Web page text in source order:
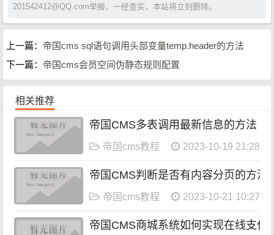
201542412@QQ.com举报，一经查实，本站将立刻删除。
上一篇： 帝国cms sql语句调用头部变量temp.header的方法
下一篇： 帝国cms会员空间伪静态规则配置
相关推荐
帝国CMS多表调用最新信息的方法
帝国cms教程 2023-10-19 21:28:08
帝国CMS判断是否有内容分页的方法
帝国cms教程 2023-10-21 10:27:20
帝国CMS商城系统如何实现在线支付